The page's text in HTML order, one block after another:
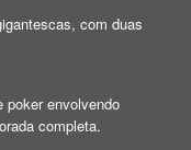
com duas
poker envolvendo
completa.